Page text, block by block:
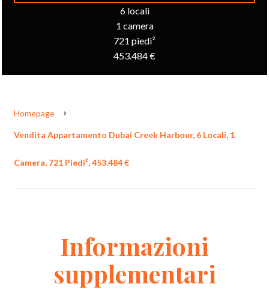
6 locali
1 camera
721 piedi²
453.484 €
Homepage
Vendita Appartamento Dubai Creek Harbour, 6 Locali, 1
Camera, 721 Piedi², 453.484 €
Informazioni
supplementari